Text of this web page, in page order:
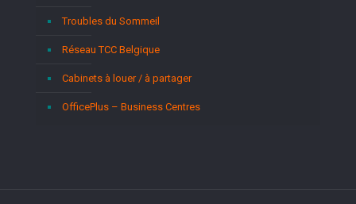
Troubles du Sommeil
Réseau TCC Belgique
Cabinets à louer / à partager
OfficePlus – Business Centres